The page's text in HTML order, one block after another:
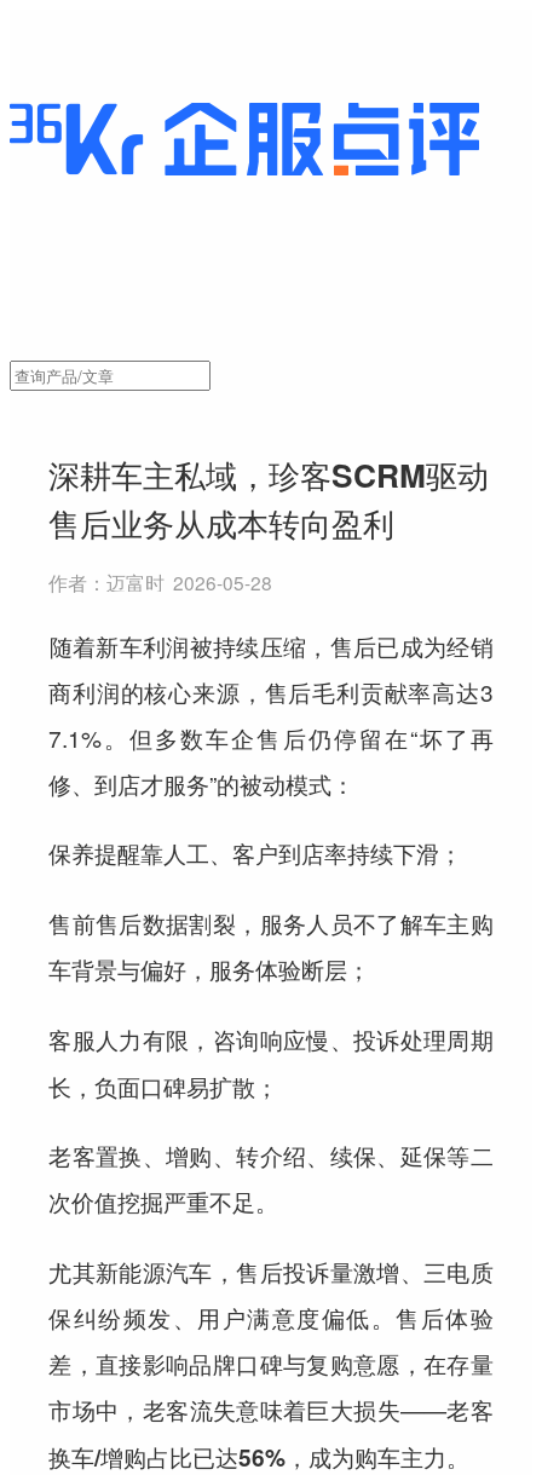
深耕车主私域，珍客SCRM驱动
售后业务从成本转向盈利
作者：迈富时 2026-05-28
随着新车利润被持续压缩，售后已成为经销
商利润的核心来源，售后毛利贡献率高达3
7.1%。但多数车企售后仍停留在“坏了再
修、到店才服务”的被动模式：
保养提醒靠人工、客户到店率持续下滑；
售前售后数据割裂，服务人员不了解车主购
车背景与偏好， 服务体验断层 ；
客服人力有限， 咨询响应慢、投诉处理周期
长，负面口碑易扩散；
老客置换、增购、转介绍、续保、延保等二
次价值挖掘严重不足。
尤其新能源汽车，售后投诉量激增、三电质
保纠纷频发、用户满意度偏低。售后体验
差，直接影响品牌口碑与复购意愿，在存量
市场中，老客流失意味着巨大损失——老客
换车/增购占比已达56%，成为购车主力。